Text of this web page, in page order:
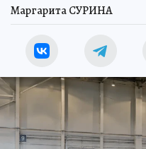
Маргарита СУРИНА